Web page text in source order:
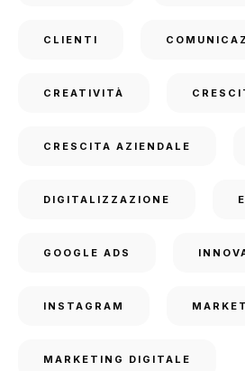
CLIENTI
CREATIVITÀ
CRESCITA AZIENDALE
DIGITALIZZAZIONE
GOOGLE ADS
INSTAGRAM
MARKETING DIGITALE